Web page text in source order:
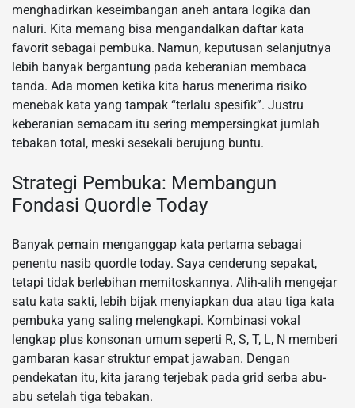
menghadirkan keseimbangan aneh antara logika dan
naluri. Kita memang bisa mengandalkan daftar kata
favorit sebagai pembuka. Namun, keputusan selanjutnya
lebih banyak bergantung pada keberanian membaca
tanda. Ada momen ketika kita harus menerima risiko
menebak kata yang tampak “terlalu spesifik”. Justru
keberanian semacam itu sering mempersingkat jumlah
tebakan total, meski sesekali berujung buntu.
Strategi Pembuka: Membangun
Fondasi Quordle Today
Banyak pemain menganggap kata pertama sebagai
penentu nasib quordle today. Saya cenderung sepakat,
tetapi tidak berlebihan memitoskannya. Alih-alih mengejar
satu kata sakti, lebih bijak menyiapkan dua atau tiga kata
pembuka yang saling melengkapi. Kombinasi vokal
lengkap plus konsonan umum seperti R, S, T, L, N memberi
gambaran kasar struktur empat jawaban. Dengan
pendekatan itu, kita jarang terjebak pada grid serba abu-
abu setelah tiga tebakan.